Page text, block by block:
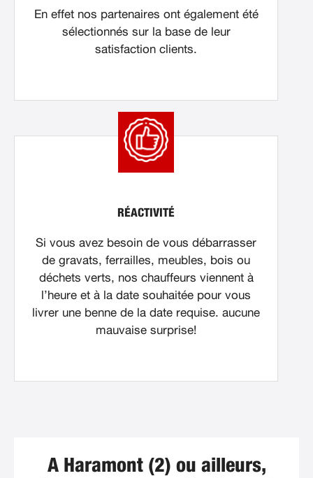
En effet nos partenaires ont également été
sélectionnés sur la base de leur
satisfaction clients.
RÉACTIVITÉ
Si vous avez besoin de vous débarrasser
de gravats, ferrailles, meubles, bois ou
déchets verts, nos chauffeurs viennent à
l’heure et à la date souhaitée pour vous
livrer une benne de la date requise. aucune
mauvaise surprise!
A Haramont (2) ou ailleurs,